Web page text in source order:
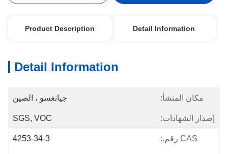
Detail Information
Product Description
Detail Information
مكان المنشأ: جيانغسو ، الصين
إصدار الشهادات: SGS, VOC
CAS رقم.: 4253-34-3